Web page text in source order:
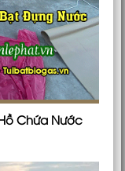
Chứa Nước